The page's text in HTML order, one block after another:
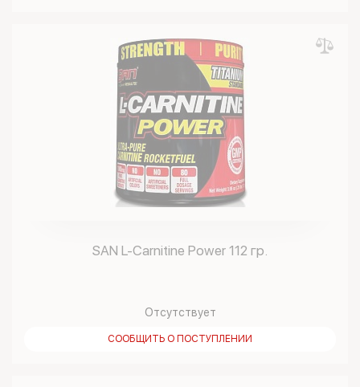
SAN L-Carnitine Power 112 гр.
Отсутствует
СООБЩИТЬ О ПОСТУПЛЕНИИ